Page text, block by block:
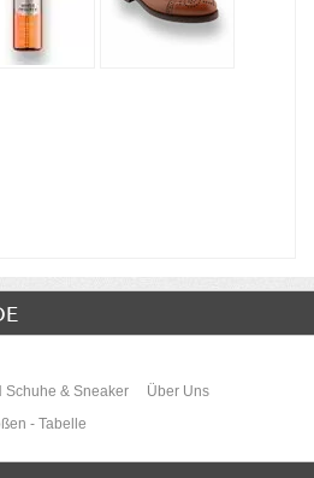
Schuhe & Sneaker
Über Uns
- Tabelle